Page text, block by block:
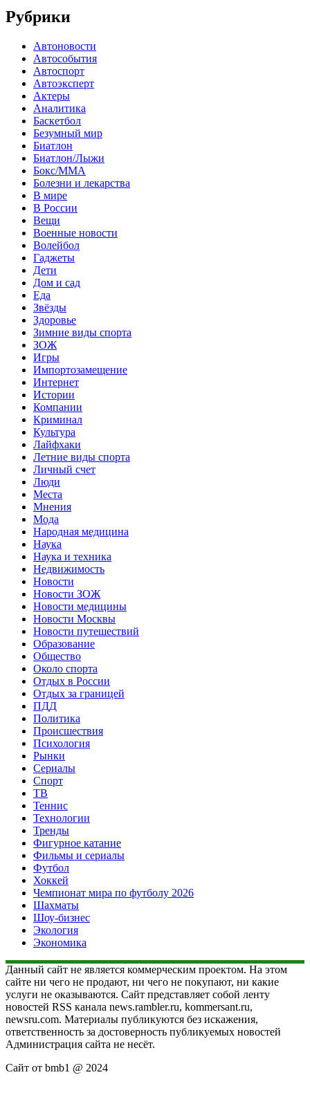
Рубрики
Автоновости
Автособытия
Автоспорт
Автоэксперт
Актеры
Аналитика
Баскетбол
Безумный мир
Биатлон
Биатлон/Лыжи
Бокс/MMA
Болезни и лекарства
В мире
В России
Вещи
Военные новости
Волейбол
Гаджеты
Дети
Дом и сад
Еда
Звёзды
Здоровье
Зимние виды спорта
ЗОЖ
Игры
Импортозамещение
Интернет
Истории
Компании
Криминал
Культура
Лайфхаки
Летние виды спорта
Личный счет
Люди
Места
Мнения
Мода
Народная медицина
Наука
Наука и техника
Недвижимость
Новости
Новости ЗОЖ
Новости медицины
Новости Москвы
Новости путешествий
Образование
Общество
Около спорта
Отдых в России
Отдых за границей
ПДД
Политика
Происшествия
Психология
Рынки
Сериалы
Спорт
ТВ
Теннис
Технологии
Тренды
Фигурное катание
Фильмы и сериалы
Футбол
Хоккей
Чемпионат мира по футболу 2026
Шахматы
Шоу-бизнес
Экология
Экономика
Данный сайт не является коммерческим проектом. На этом
сайте ни чего не продают, ни чего не покупают, ни какие
услуги не оказываются. Сайт представляет собой ленту
новостей RSS канала news.rambler.ru, kommersant.ru,
newsru.com. Материалы публикуются без искажения,
ответственность за достоверность публикуемых новостей
Администрация сайта не несёт.
Сайт от bmb1 @ 2024